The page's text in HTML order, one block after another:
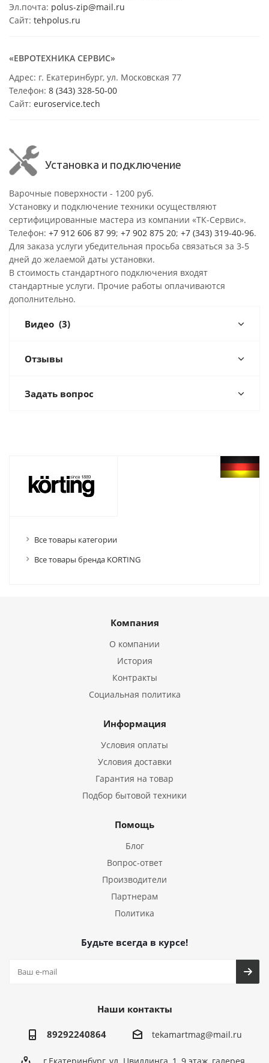
Эл.почта: polus-zip@mail.ru
Сайт: tehpolus.ru
«ЕВРОТЕХНИКА СЕРВИС»
Адрес: г. Екатеринбург, ул. Московская 77
Телефон: 8 (343) 328-50-00
Сайт: euroservice.tech
Установка и подключение
Варочные поверхности - 1200 руб.
Установку и подключение техники осуществляют
сертифицированные мастера из компании «ТК-Сервис».
Телефон: +7 912 606 87 99; +7 902 875 20; +7 (343) 319-40-96.
Для заказа услуги убедительная просьба связаться за 3-5
дней до желаемой даты установки.
В стоимость стандартного подключения входят
стандартные услуги. Прочие работы оплачиваются
дополнительно.
Видео (3)
Отзывы
Задать вопрос
Все товары категории
Все товары бренда KORTING
Компания
О компании
История
Контракты
Социальная политика
Информация
Условия оплаты
Условия доставки
Гарантия на товар
Подбор бытовой техники
Помощь
Блог
Вопрос-ответ
Производители
Партнерам
Политика
Будьте всегда в курсе!
Наши контакты
89292240864 tekamartmag@mail.ru